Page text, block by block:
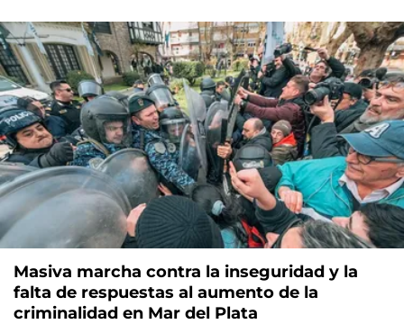
Masiva marcha contra la inseguridad y la
falta de respuestas al aumento de la
criminalidad en Mar del Plata